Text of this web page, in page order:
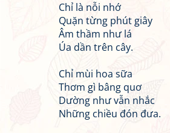
Chỉ là nỗi nhớ
Quặn từng phút giây
Âm thầm như lá
Úa dần trên cây.
Chỉ mùi hoa sữa
Thơm gì bâng quơ
Dường như vẫn nhắc
Những chiều đón đưa.